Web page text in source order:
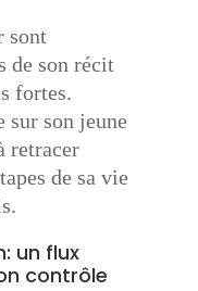
sont
de son récit
fortes.
sur son jeune
retracer
de sa vie
un flux
contrôle